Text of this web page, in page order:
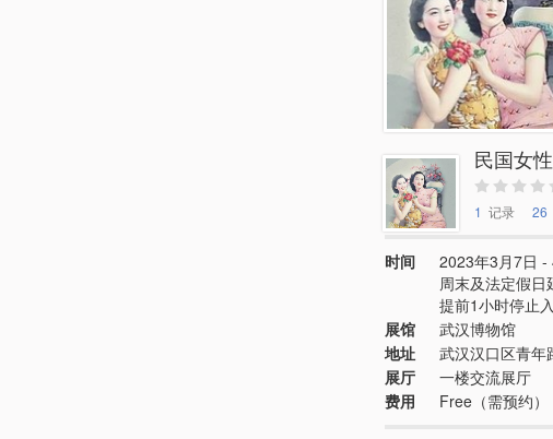
民国女
1 记录 26
时间
2023年3月7日
周末及法定假日
提前1小时停止
展馆
武汉博物馆
地址
武汉汉口区青年
展厅
一楼交流展厅
费用
Free（需预约）